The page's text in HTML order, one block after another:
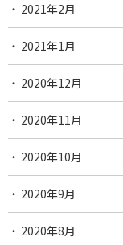
2021年2月
2021年1月
2020年12月
2020年11月
2020年10月
2020年9月
2020年8月